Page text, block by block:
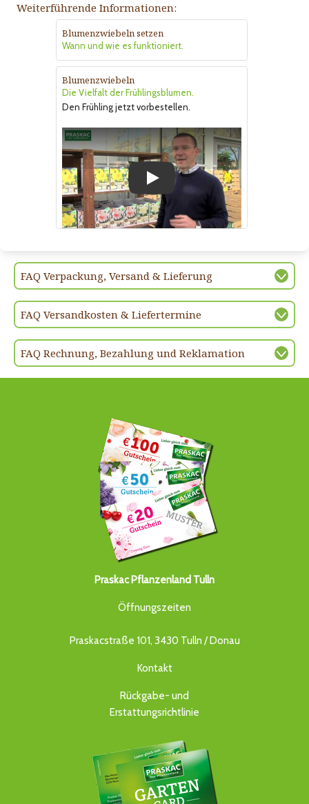
Weiterführende Informationen:
Blumenzwiebeln setzen
Wann und wie es funktioniert.
Blumenzwiebeln
Die Vielfalt der Frühlingsblumen.
Den Frühling jetzt vorbestellen.
FAQ Verpackung, Versand & Lieferung
FAQ Versandkosten & Liefertermine
FAQ Rechnung, Bezahlung und Reklamation
Praskac Pflanzenland Tulln
Öffnungszeiten
Praskacstraße 101, 3430 Tulln / Donau
Kontakt
Rückgabe- und
Erstattungsrichtlinie